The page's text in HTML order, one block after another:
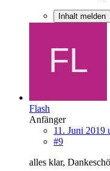
Inhalt melden
Flash
Anfänger
11. Juni 2019
#9
alles klar,